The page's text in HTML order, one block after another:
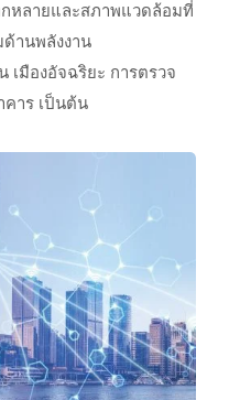
หลายและสภาพแวดล้อมที่
านพลังงาน
เมืองอัจฉริยะ การตรวจ
คาร เป็นต้น